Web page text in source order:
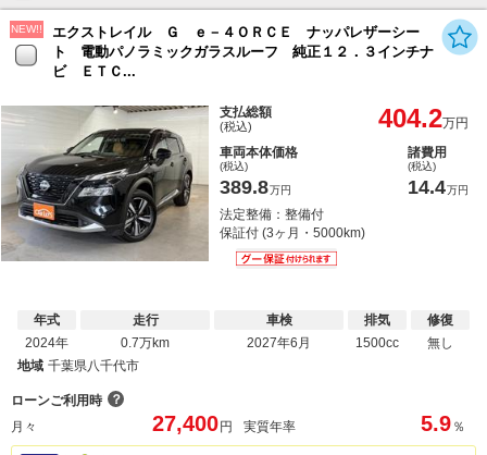
NEW!!
エクストレイル Ｇ ｅ－４ＯＲＣＥ ナッパレザーシー
ト 電動パノラミックガラスルーフ 純正１２．３インチナ
ビ ＥＴＣ...
支払総額
(税込) 404.2万円
車両本体価格
(税込)
389.8万円
諸費用
(税込)
14.4万円
法定整備：整備付
保証付 (3ヶ月・5000km)
年式
2024年
走行
0.7万km
車検
2027年6月
排気
1500cc
修復
無し
地域 千葉県八千代市
ローンご利用時 ？
月々
27,400円 実質年率 5.9 ％